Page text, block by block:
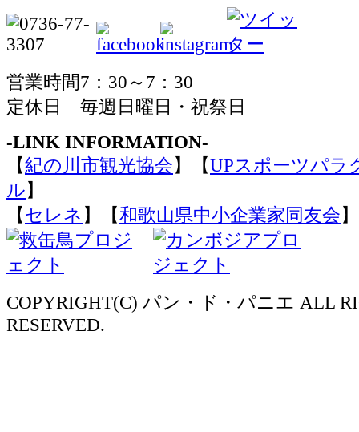
営業時間7：30～7：30
定休日 毎週日曜日・祝祭日
-LINK INFORMATION-
【紀の川市観光協会 】【UPスポーツパラ
ル 】
【 セレネ 】【和歌山県中小企業家同友会 】
COPYRIGHT(C) パン・ド・パニエ ALL
RESERVED.